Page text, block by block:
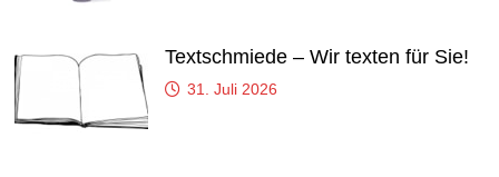
Textschmiede – Wir texten für Sie!
31. Juli 2026